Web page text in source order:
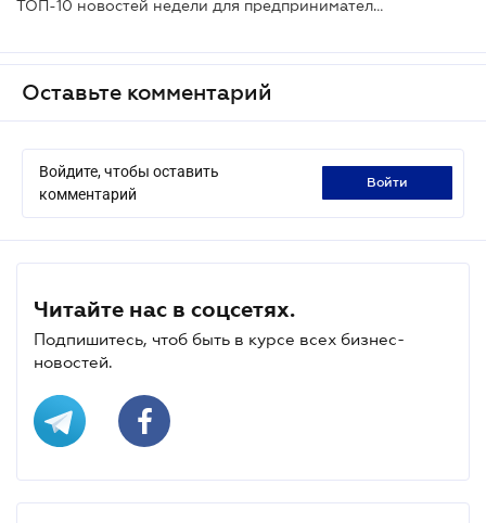
ТОП-10 новостей недели для предпринимателей
Оставьте комментарий
Войдите, чтобы оставить
комментарий
войти
Читайте нас в соцсетях.
Подпишитесь, чтоб быть в курсе всех бизнес-
новостей.